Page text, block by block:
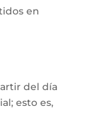
en
del día
esto es,